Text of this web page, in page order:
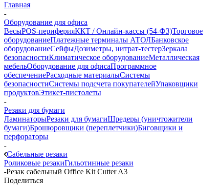
Главная
-
Оборудование для офиса
ВесыPOS-периферияККТ / Онлайн-кассы (54-ФЗ)Торговое
оборудованиеПлатежные терминалы АТОЛБанковское
оборудованиеСейфыДозиметры, нитрат-тестерЗеркала
безопасностиКлиматическое оборудованиеМеталлическая
мебельОборудование для офисаПрограммное
обеспечениеРасходные материалыСистемы
безопасностиСистемы подсчета покупателейУпаковщики
продуктовЭтикет-пистолеты
-
Резаки для бумаги
ЛаминаторыРезаки для бумагиШредеры (уничтожители
бумаги)Брошюровщики (переплетчики)Биговщики и
перфораторы
-
Сабельные резаки
Роликовые резакиГильотинные резаки
-Резак сабельный Office Kit Cutter A3
Поделиться